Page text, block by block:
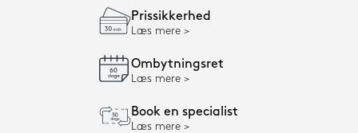
Prissikkerhed
Læs mere
Ombytningsret
Læs mere
Book en specialist
Læs mere